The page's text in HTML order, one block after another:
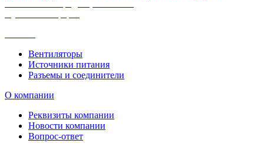
Вентиляторы
Источники питания
Разъемы и соединители
О компании
Реквизиты компании
Новости компании
Вопрос-ответ